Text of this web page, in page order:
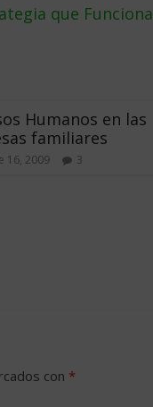
que Funciona
Humanos en las
familiares
16, 2009 3
con *